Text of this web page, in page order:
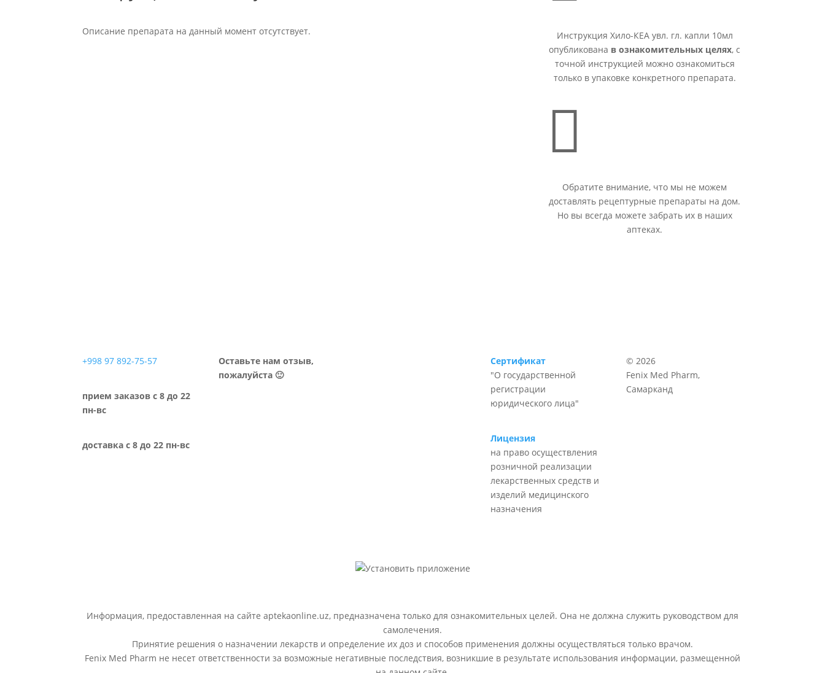
Описание препарата на данный момент отсутствует.
Инструкция Хило-КЕА увл. гл. капли 10мл
опубликована в ознакомительных целях, с
точной инструкцией можно ознакомиться
только в упаковке конкретного препарата.

Обратите внимание, что мы не можем
доставлять рецептурные препараты на дом.
Но вы всегда можете забрать их в наших
аптеках.
+998 97 892-75-57
прием заказов с 8 до 22
пн-вс
доставка с 8 до 22 пн-вс
Оставьте нам отзыв,
пожалуйста 🙂
Сертификат
"О государственной
регистрации
юридического лица"
Лицензия
на право осуществления
розничной реализации
лекарственных средств и
изделий медицинского
назначения
© 2026
Fenix Med Pharm,
Самарканд
Информация, предоставленная на сайте aptekaonline.uz, предназначена только для ознакомительных целей. Она не должна служить руководством для
самолечения.
Принятие решения о назначении лекарств и определение их доз и способов применения должны осуществляться только врачом.
Fenix Med Pharm не несет ответственности за возможные негативные последствия, возникшие в результате использования информации, размещенной